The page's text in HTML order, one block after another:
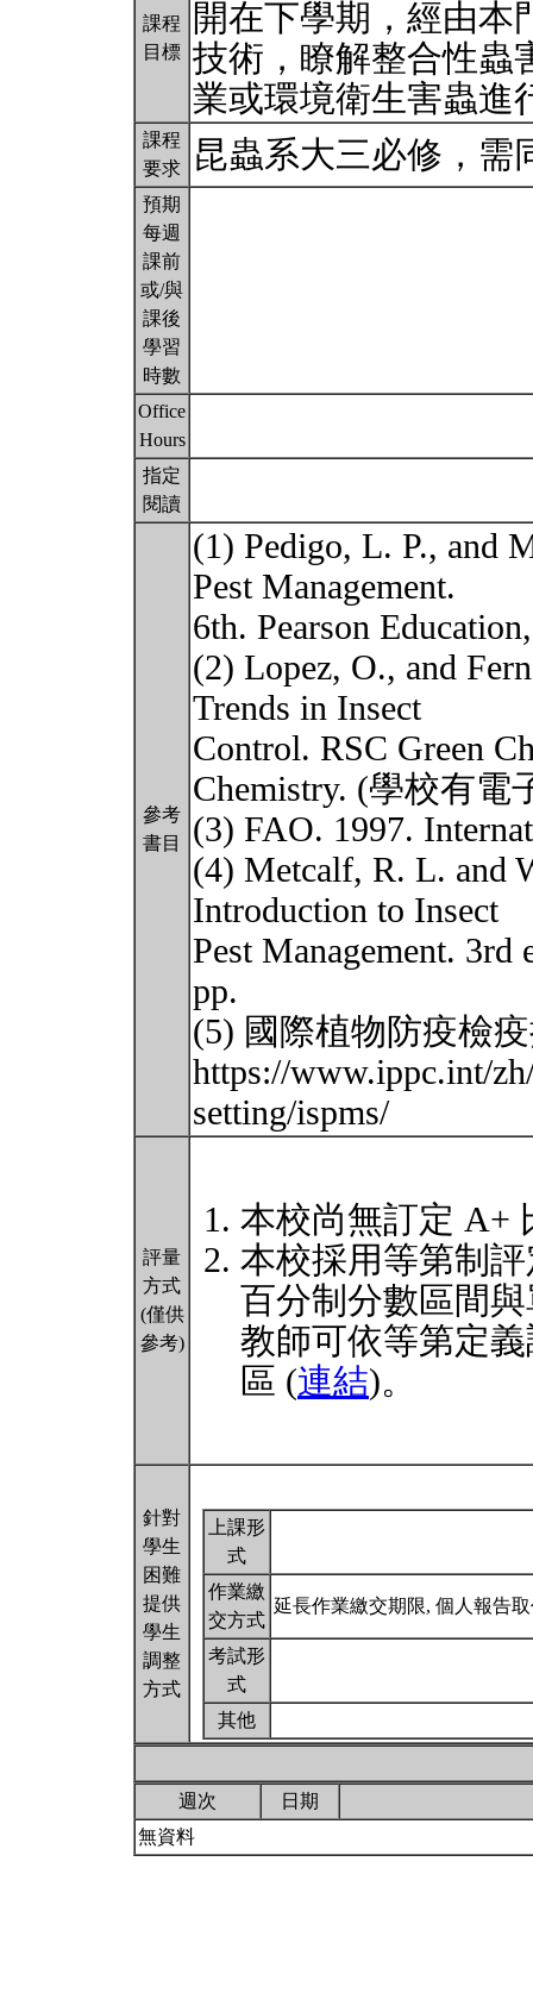
課程
目標
開在下學期，經由本
技術，瞭解整合性蟲
業或環境衛生害蟲進
課程
要求
昆蟲系大三必修，
預期
每週
課前
或/與
課後
學習
時數
Office
Hours
指定
閱讀
參考
書目
(1) Pedigo, L. P., and
Pest Management.
6th. Pearson
(2) Lopez, O., and
Trends in Insect
Control. RSC Green
Chemistry. (學校有電
(3) FAO. 1997.
(4) Metcalf, R. L. and
Introduction to Insect
Pest Management. 3rd
pp.
(5) 國際植物防疫檢
https://www.ippc.int/
setting/ispms/
評量
方式
(僅供
參考)
本校尚無訂定 A+
本校採用等第制
百分制分數區間
教師可依等第定
區 (連結)。
針對
學生
困難
提供
學生
調整
方式
上課形
式
作業繳
交方式
延長作業繳交期限, 個人報告
考試形
式
其他
週次
日期
無資料